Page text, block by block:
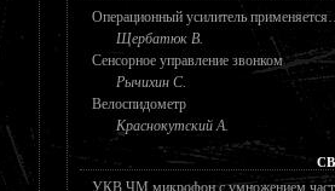
Операционный усилитель
Щербатюк В.
Сенсорное управление звонком
Рычихин С.
Велоспидометр
Краснокутский А.
УКВ ЧМ микрофон с умножением